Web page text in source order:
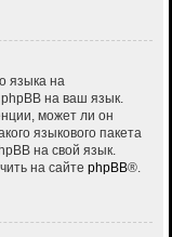
языка на
на ваш язык.
может ли он
языкового пакета
на свой язык.
на сайте phpBB®.